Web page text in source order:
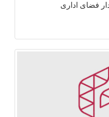
فضای اداری